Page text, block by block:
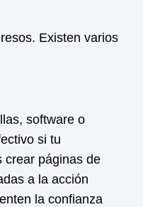
Existen varios
software o
si tu
crear páginas de
a la acción
la confianza